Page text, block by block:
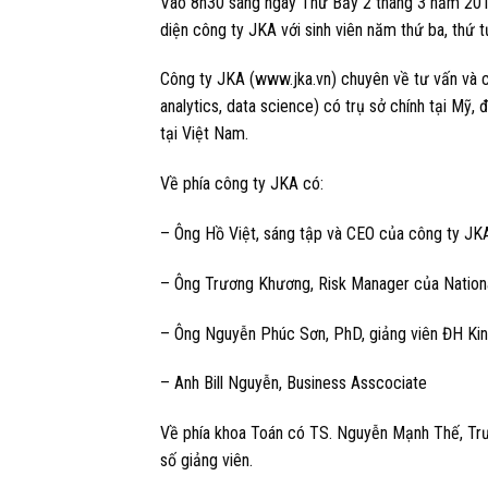
diện công ty JKA với sinh viên năm thứ ba, thứ
Công ty JKA (www.jka.vn) chuyên về tư vấn và
analytics, data science) có trụ sở chính tại Mỹ,
tại Việt Nam.
Về phía công ty JKA có:
– Ông Hồ Việt, sáng tập và CEO của công ty
– Ông Trương Khương, Risk Manager của
– Ông Nguyễn Phúc Sơn, PhD, giảng viên ĐH
– Anh Bill Nguyễn, Business Asscociate
Về phía khoa Toán có TS. Nguyễn Mạnh Thế,
số giảng viên.